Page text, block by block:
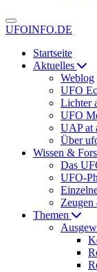
UFOINFO.DE
Startseite
Aktuelles
Weblog
UFO
Lichter
UFO
UAP at
Über
Wissen &
Das
UFO-
Themen